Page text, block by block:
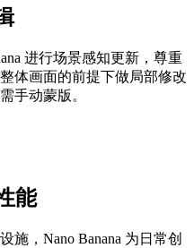
进行场景感知更新，尊重
体画面的前提下做局部修改
手动蒙版。
能
施，Nano Banana 为日常创